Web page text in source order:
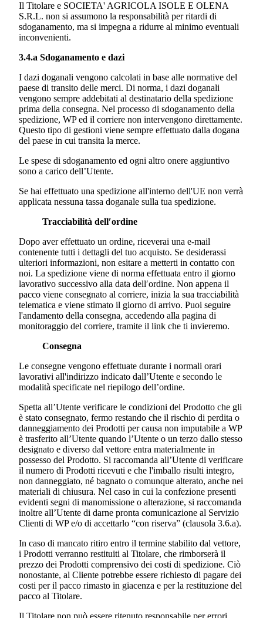
Il Titolare e SOCIETA' AGRICOLA ISOLE E OLENA
S.R.L. non si assumono la responsabilità per ritardi di
sdoganamento, ma si impegna a ridurre al minimo eventuali
inconvenienti.
3.4.a Sdoganamento e dazi
I dazi doganali vengono calcolati in base alle normative del
paese di transito delle merci. Di norma, i dazi doganali
vengono sempre addebitati al destinatario della spedizione
prima della consegna. Nel processo di sdoganamento della
spedizione, WP ed il corriere non intervengono direttamente.
Questo tipo di gestioni viene sempre effettuato dalla dogana
del paese in cui transita la merce.
Le spese di sdoganamento ed ogni altro onere aggiuntivo
sono a carico dell’Utente.
Se hai effettuato una spedizione all'interno dell'UE non verrà
applicata nessuna tassa doganale sulla tua spedizione.
Tracciabilità dell′ordine
Dopo aver effettuato un ordine, riceverai una e-mail
contenente tutti i dettagli del tuo acquisto. Se desiderassi
ulteriori informazioni, non esitare a metterti in contatto con
noi. La spedizione viene di norma effettuata entro il giorno
lavorativo successivo alla data dell′ordine. Non appena il
pacco viene consegnato al corriere, inizia la sua tracciabilità
telematica e viene stimato il giorno di arrivo. Puoi seguire
l'andamento della consegna, accedendo alla pagina di
monitoraggio del corriere, tramite il link che ti invieremo.
Consegna
Le consegne vengono effettuate durante i normali orari
lavorativi all'indirizzo indicato dall’Utente e secondo le
modalità specificate nel riepilogo dell’ordine.
Spetta all’Utente verificare le condizioni del Prodotto che gli
è stato consegnato, fermo restando che il rischio di perdita o
danneggiamento dei Prodotti per causa non imputabile a WP
è trasferito all’Utente quando l’Utente o un terzo dallo stesso
designato e diverso dal vettore entra materialmente in
possesso del Prodotto. Si raccomanda all’Utente di verificare
il numero di Prodotti ricevuti e che l'imballo risulti integro,
non danneggiato, né bagnato o comunque alterato, anche nei
materiali di chiusura. Nel caso in cui la confezione presenti
evidenti segni di manomissione o alterazione, si raccomanda
inoltre all’Utente di darne pronta comunicazione al Servizio
Clienti di WP e/o di accettarlo “con riserva” (clausola 3.6.a).
In caso di mancato ritiro entro il termine stabilito dal vettore,
i Prodotti verranno restituiti al Titolare, che rimborserà il
prezzo dei Prodotti comprensivo dei costi di spedizione. Ciò
nonostante, al Cliente potrebbe essere richiesto di pagare dei
costi per il pacco rimasto in giacenza e per la restituzione del
pacco al Titolare.